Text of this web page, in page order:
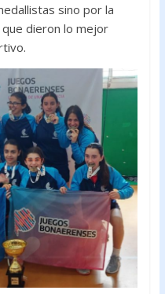
sino por la
dieron lo mejor